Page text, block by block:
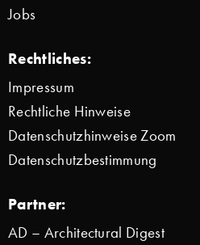
Jobs
Rechtliches:
Impressum
Rechtliche Hinweise
Datenschutzhinweise Zoom
Datenschutzbestimmung
Partner:
AD – Architectural Digest